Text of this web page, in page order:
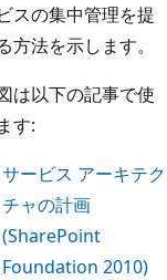
スの集中管理を提
方法を示します。
は以下の記事で使
す:
サービス アーキテク
チャの計画
(SharePoint
Foundation 2010)